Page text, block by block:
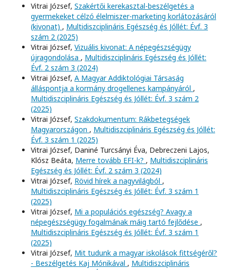
Vitrai József, Szakértői kerekasztal-beszélgetés a
gyermekeket célzó élelmiszer-marketing korlátozásáról
(kivonat) , Multidiszciplináris Egészség és Jóllét: Évf. 3
szám 2 (2025)
Vitrai József, Vizuális kivonat: A népegészségügy
újragondolása , Multidiszciplináris Egészség és Jóllét:
Évf. 2 szám 3 (2024)
Vitrai József, A Magyar Addiktológiai Társaság
álláspontja a kormány drogellenes kampányáról ,
Multidiszciplináris Egészség és Jóllét: Évf. 3 szám 2
(2025)
Vitrai József, Szakdokumentum: Rákbetegségek
Magyarországon , Multidiszciplináris Egészség és Jóllét:
Évf. 3 szám 1 (2025)
Vitrai József, Daniné Turcsányi Éva, Debreczeni Lajos,
Klósz Beáta, Merre tovább EFI-k? , Multidiszciplináris
Egészség és Jóllét: Évf. 2 szám 3 (2024)
Vitrai József, Rövid hírek a nagyvilágból ,
Multidiszciplináris Egészség és Jóllét: Évf. 3 szám 1
(2025)
Vitrai József, Mi a populációs egészség? Avagy a
népegészségügy fogalmának máig tartó fejlődése ,
Multidiszciplináris Egészség és Jóllét: Évf. 3 szám 1
(2025)
Vitrai József, Mit tudunk a magyar iskolások fittségéről?
- Beszélgetés Kaj Mónikával , Multidiszciplináris